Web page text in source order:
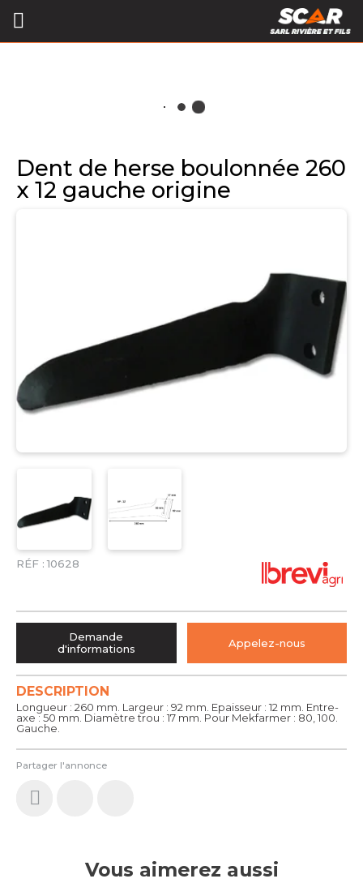
Dent de herse boulonnée 260
x 12 gauche origine
RÉF : 10628
Partager l'annonce
DESCRIPTION
Longueur : 260 mm. Largeur : 92 mm. Epaisseur : 12 mm. Entre-
axe : 50 mm. Diamètre trou : 17 mm. Pour Mekfarmer : 80, 100.
Gauche.
Demande
d'informations
Appelez-nous
Vous aimerez aussi